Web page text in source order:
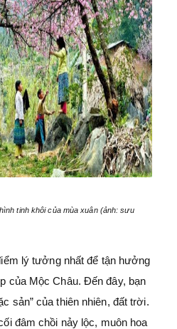
tinh khôi của mùa xuân (ảnh: sưu
lý tưởng nhất để tận hưởng
của Mộc Châu. Đến đây, bạn
sản” của thiên nhiên, đất trời.
đâm chồi nảy lộc, muôn hoa